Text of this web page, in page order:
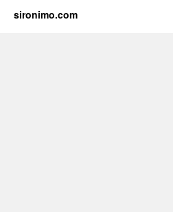
sironimo.com